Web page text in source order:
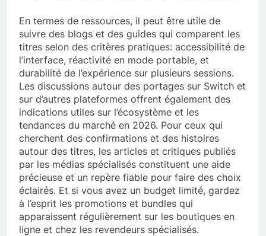
En termes de ressources, il peut être utile de
suivre des blogs et des guides qui comparent les
titres selon des critères pratiques: accessibilité de
l’interface, réactivité en mode portable, et
durabilité de l’expérience sur plusieurs sessions.
Les discussions autour des portages sur Switch et
sur d’autres plateformes offrent également des
indications utiles sur l’écosystème et les
tendances du marché en 2026. Pour ceux qui
cherchent des confirmations et des histoires
autour des titres, les articles et critiques publiés
par les médias spécialisés constituent une aide
précieuse et un repère fiable pour faire des choix
éclairés. Et si vous avez un budget limité, gardez
à l’esprit les promotions et bundles qui
apparaissent régulièrement sur les boutiques en
ligne et chez les revendeurs spécialisés.